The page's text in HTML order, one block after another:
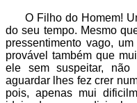
O Filho do Homem!
do seu tempo. Mesmo
pressentimento vago,
provável também que
ele sem suspeitar, não
aguardar lhes fez crer
pois, apenas mui